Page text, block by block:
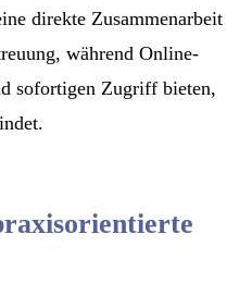
direkte Zusammenarbeit
während Online-
sofortigen Zugriff bieten,